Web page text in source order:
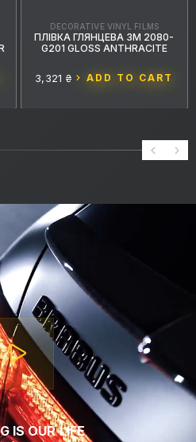
DECORATIVE VINYL FILMS
ПЛІВКА ГЛЯНЦЕВА 3M 2080-
G201 GLOSS ANTHRACITE
3,321 ₴ ADD TO CART
IS OUR LIFE